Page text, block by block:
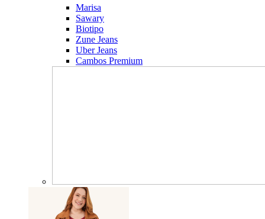
Marisa
Sawary
Biotipo
Zune Jeans
Uber Jeans
Cambos Premium